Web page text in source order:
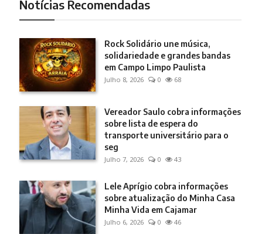
Notícias Recomendadas
Rock Solidário une música,
solidariedade e grandes bandas
em Campo Limpo Paulista
Julho 8, 2026 0 68
Vereador Saulo cobra informações
sobre lista de espera do
transporte universitário para o
seg
Julho 7, 2026 0 43
Lele Aprígio cobra informações
sobre atualização do Minha Casa
Minha Vida em Cajamar
Julho 6, 2026 0 46